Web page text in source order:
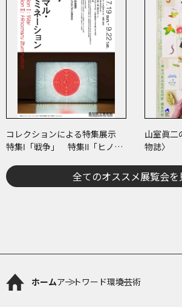
コレクションによる特集展示
特集Ⅰ「戦争」 特集Ⅱ「ヒノマ
山室眞二
物誌〉
全てのオススメ展覧会を
ホームアートワード環境芸術